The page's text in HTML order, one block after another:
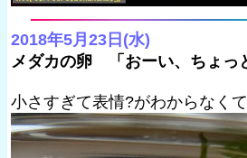
2018年5月23日(水)
メダカの卵 「おーい、ちょっ
小さすぎて表情?がわからなくて